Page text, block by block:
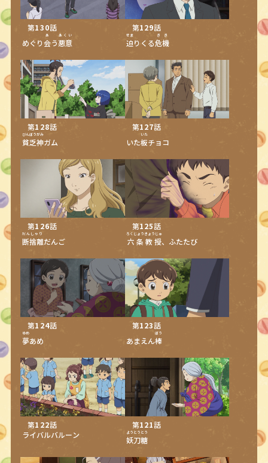
第130話
めぐり会
あ
う悪意
あくい
第129話
迫
せま
りくる危機
きき
第128話
貧乏神
びんぼうがみ
ガム
第127話
いた板
いた
チョコ
第126話
断捨離
だんしゃり
だんご
第125話
六条教授
ろくじょうきょうじゅ
、ふたたび
第124話
夢
ゆめ
あめ
第123話
あまえん棒
ぼう
第122話
ライバルバルーン
第121話
妖刀糖
ようとうとう